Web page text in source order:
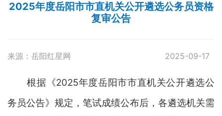
2025年度岳阳市市直机关公开遴选公务员资格
复审公告
来源：岳阳红星网 2025-09-17
根据《2025年度岳阳市市直机关公开遴选公
务员公告》规定，笔试成绩公布后，各遴选机关需